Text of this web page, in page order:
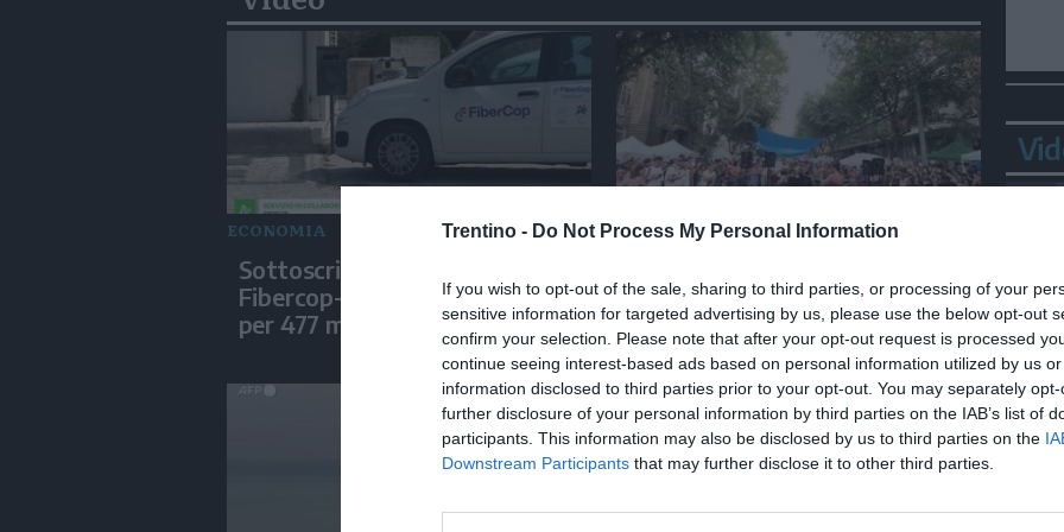
Trentino - Do Not Process My Personal Information
If you wish to opt-out of the sale, sharing to third parties, or processing of your
sensitive information for targeted advertising by us, please use the below opt-out
confirm your selection. Please note that after your opt-out request is processed
continue seeing interest-based ads based on personal information utilized by us
information disclosed to third parties prior to your opt-out. You may separately
further disclosure of your personal information by third parties on the IAB’s list of
participants. This information may also be disclosed by us to third parties on the
Downstream Participants that may further disclose it to other third parties.
ECONOMIA
Sottoscritte le convenzioni
Fibercop-Invitalia, fibra ottica
per 477 mila civici
ITALIA
di Roma
in